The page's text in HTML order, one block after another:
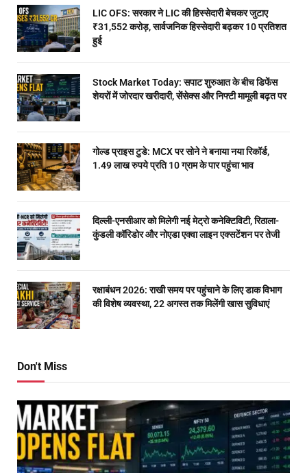
LIC OFS: सरकार ने LIC की हिस्सेदारी बेचकर जुटाए
₹31,552 करोड़, सार्वजनिक हिस्सेदारी बढ़कर 10 प्रतिशत
हुई
Stock Market Today: सपाट शुरुआत के बीच डिफेंस
शेयरों में जोरदार खरीदारी, सेंसेक्स और निफ्टी मामूली बढ़त पर
गोल्ड प्राइस टुडे: MCX पर सोने ने बनाया नया रिकॉर्ड,
1.49 लाख रुपये प्रति 10 ग्राम के पार पहुंचा भाव
दिल्ली-एनसीआर को मिलेगी नई मेट्रो कनेक्टिविटी, रिठाला-
कुंडली कॉरिडोर और नोएडा एक्वा लाइन एक्सटेंशन पर तेजी
रक्षाबंधन 2026: राखी समय पर पहुंचाने के लिए डाक विभाग
की विशेष व्यवस्था, 22 अगस्त तक मिलेंगी खास सुविधाएं
Don't Miss